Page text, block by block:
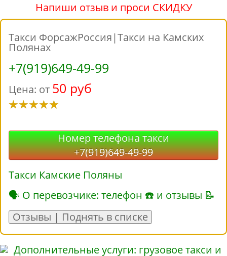
Напиши отзыв и проси СКИДКУ
Такси ФорсажРоссия|Такси на Камских
Полянах
+7(919)649-49-99
Цена: от 50 руб
Номер телефона такси
+7(919)649-49-99
Такси Камские Поляны
🗣 О перевозчике: телефон ☎ и отзывы 📝
Отзывы | Поднять в списке